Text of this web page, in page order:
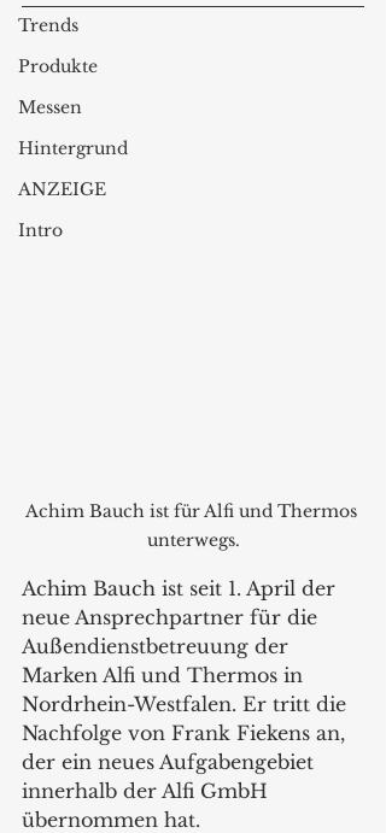
Trends
Produkte
Messen
Hintergrund
ANZEIGE
Intro
Achim Bauch ist für Alfi und Thermos
unterwegs.
Achim Bauch ist seit 1. April der
neue Ansprechpartner für die
Außendienstbetreuung der
Marken Alfi und Thermos in
Nordrhein-Westfalen. Er tritt die
Nachfolge von Frank Fiekens an,
der ein neues Aufgabengebiet
innerhalb der Alfi GmbH
übernommen hat.